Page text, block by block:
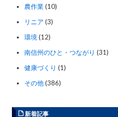
農作業(10)
リニア (3)
環境 (12)
南信州のひと・つながり (31)
健康づくり (1)
その他(386)
新着記事